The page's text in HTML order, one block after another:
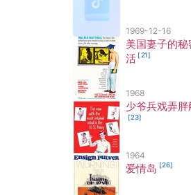
1969-12-16
美国妻子的秘
活 [21]
1968
少爷兵戏弄胖
[23]
1964
爱情岛 [26]